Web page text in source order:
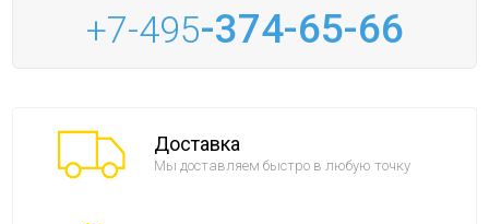
+7-495-374-65-66
Доставка
Мы доставляем быстро в любую точку